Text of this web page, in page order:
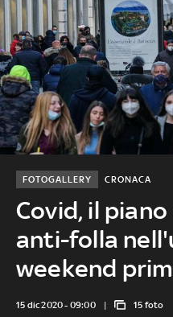
Covid, il
anti-folla
weekend
CRONACA
FOTOGALLERY
15 dic 2020 - 09:00 15 foto